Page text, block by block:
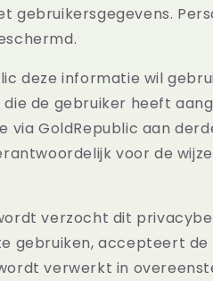
gebruikersgegevens.
deze informatie wil
de gebruiker heeft
via GoldRepublic aan
voor de
verzocht dit
gebruiken, accepteert
verwerkt in